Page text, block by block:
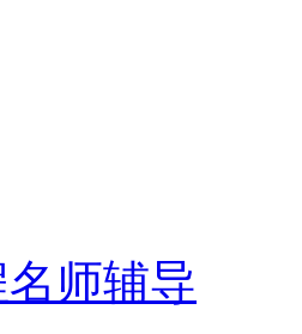
师辅导